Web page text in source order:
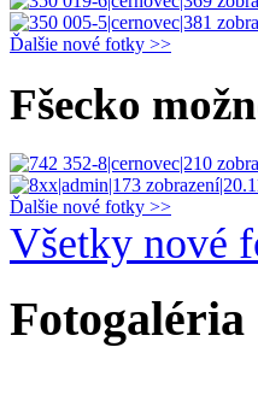
Ďalšie nové fotky >>
Fšecko
Ďalšie nové fotky >>
Všetky nové
Fotogaléria